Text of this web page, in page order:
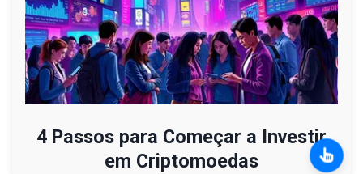
4 Passos para Começar a Investir
em Criptomoedas